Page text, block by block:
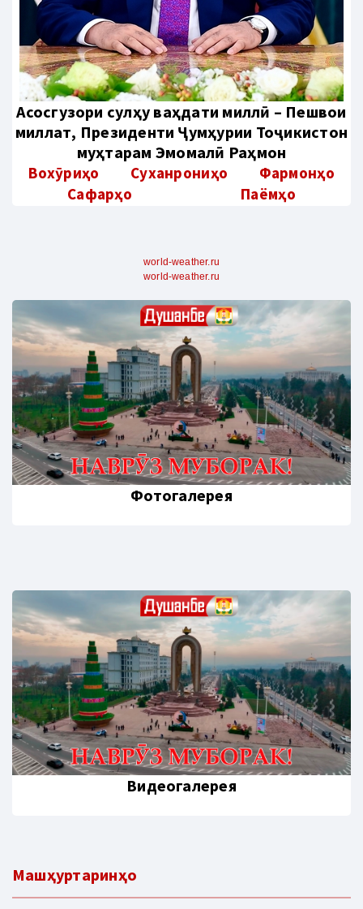
Aсосгузори сулҳу ваҳдати миллӣ – Пешвои
миллат, Президенти Ҷумҳурии Тоҷикистон
муҳтарам Эмомалӣ Раҳмон
Вохӯриҳо Суханрониҳо
Фармонҳо
Сафарҳо
Паёмҳо
world-weather.ru
world-weather.ru
Фотогалерея
Видеогалерея
Машҳуртаринҳо